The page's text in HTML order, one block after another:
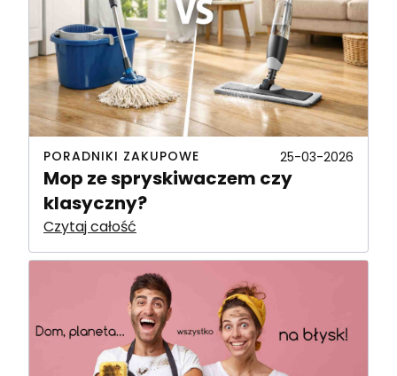
PORADNIKI ZAKUPOWE 25-03-2026
Mop ze spryskiwaczem czy
klasyczny?
Czytaj całość